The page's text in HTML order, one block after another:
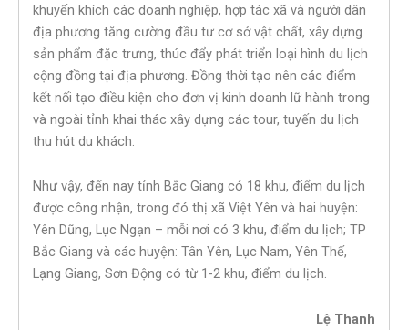
khuyến khích các doanh nghiệp, hợp tác xã và người dân
địa phương tăng cường đầu tư cơ sở vật chất, xây dựng
sản phẩm đặc trưng, thúc đẩy phát triển loại hình du lịch
cộng đồng tại địa phương. Đồng thời tạo nên các điểm
kết nối tạo điều kiện cho đơn vị kinh doanh lữ hành trong
và ngoài tỉnh khai thác xây dựng các tour, tuyến du lịch
thu hút du khách.
Như vậy, đến nay tỉnh Bắc Giang có 18 khu, điểm du lịch
được công nhận, trong đó thị xã Việt Yên và hai huyện:
Yên Dũng, Lục Ngạn – mỗi nơi có 3 khu, điểm du lịch; TP
Bắc Giang và các huyện: Tân Yên, Lục Nam, Yên Thế,
Lạng Giang, Sơn Động có từ 1-2 khu, điểm du lịch.
Lệ Thanh